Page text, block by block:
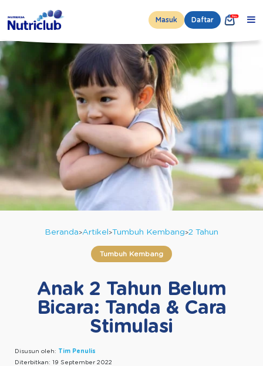
Masuk Daftar
Beranda Artikel Tumbuh Kembang 2 Tahun
Tumbuh Kembang
Anak 2 Tahun Belum
Bicara: Tanda & Cara
Stimulasi
Disusun oleh: Tim Penulis
Diterbitkan: 19 September 2022